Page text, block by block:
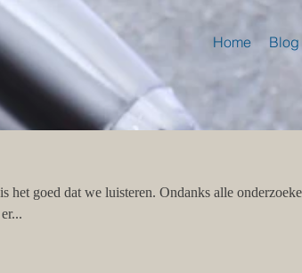
Home Blog
het goed dat we luisteren. Ondanks alle